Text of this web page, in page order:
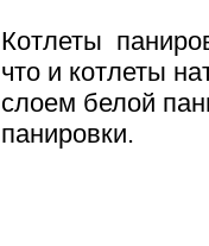
Котлеты
что и котлеты
слоем белой
панировки.